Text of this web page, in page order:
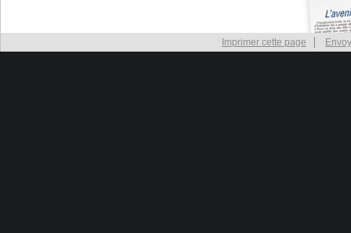
Imprimer cette page